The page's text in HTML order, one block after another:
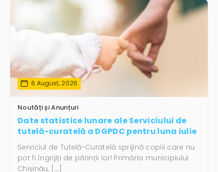
6 August, 2026
Noutăți și Anunțuri
Date statistice lunare ale Serviciului de
tutelă-curatelă a DGPDC pentru luna iulie
Serviciul de Tutelă-Curatelă sprijină copiii care nu
pot fi îngrijiți de părinții lor! Primăria municipiului
Chișinău, […]